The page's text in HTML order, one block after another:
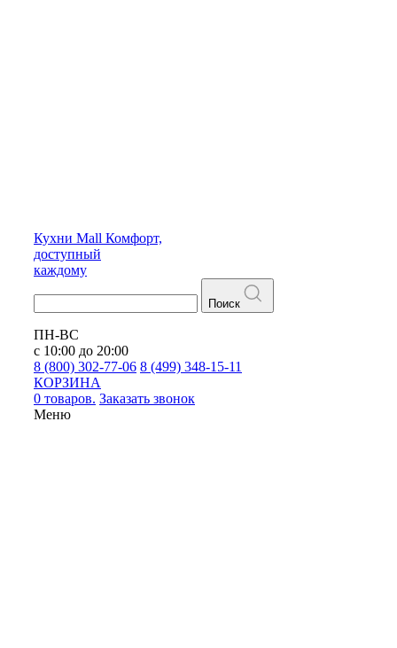
Кухни Mall Комфорт,
доступный
каждому
Поиск
ПН-ВС
с 10:00 до 20:00
8 (800) 302-77-06 8 (499) 348-15-11
КОРЗИНА
0 товаров. Заказать звонок
Меню